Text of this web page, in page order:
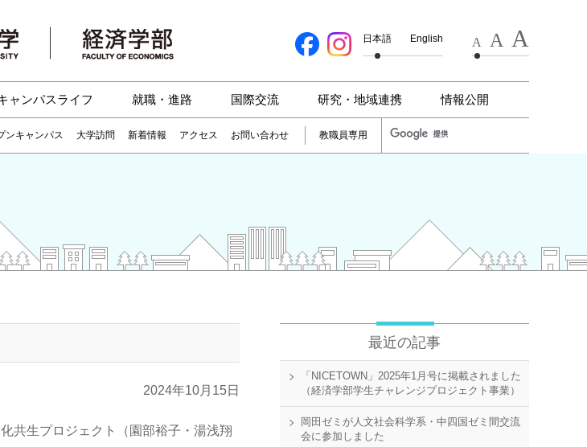
日本語 English A A A
ャンパスライフ 就職・進路 国際交流 研究・地域連携 情報公開
ンキャンパス 大学訪問 新着情報 アクセス お問い合わせ 教職員専用
2024年10月15日
共生プロジェクト（園部裕子・湯浅翔
最近の記事
「NICETOWN」2025年1月号に掲載されました
（経済学部学生チャレンジプロジェクト事業）
岡田ゼミが人文社会科学系・中四国ゼミ間交流
会に参加しました